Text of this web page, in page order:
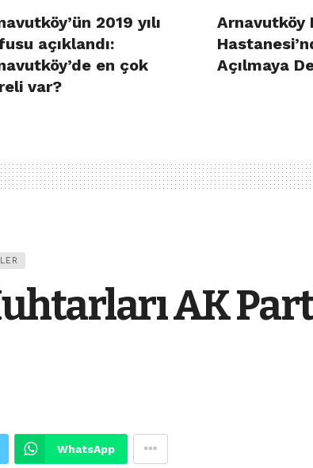
2019 yılı
açıklandı:
en çok
var?
Arnavutköy
Açılmaya
AK
WhatsApp